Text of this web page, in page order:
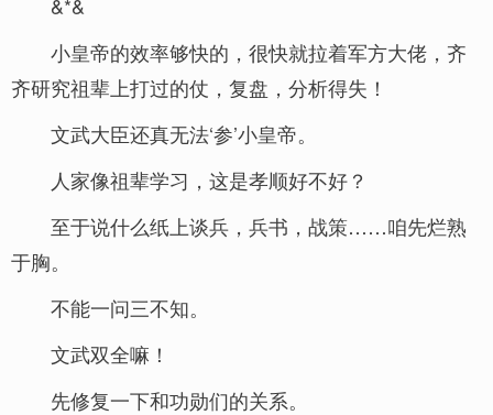
小皇帝的效率够快的，很快就拉着军方大佬，齐
齐研究祖辈上打过的仗，复盘，分析得失！
文武大臣还真无法‘参’小皇帝。
人家像祖辈学习，这是孝顺好不好？
至于说什么纸上谈兵，兵书，战策……咱先烂熟
于胸。
不能一问三不知。
文武双全嘛！
先修复一下和功勋们的关系。